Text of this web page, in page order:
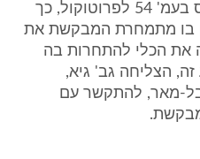
המבקשת (ראה עדות קורקוס בעמ' 54 לפרוטוקול, כך
בו מתמחרת המבקשת את
את הכלי להתחרות בה
זה, הצליחה גב' גיא,
מאר, להתקשר עם